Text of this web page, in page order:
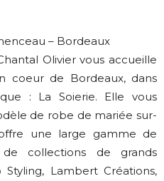
– Bordeaux
Olivier vous accueille
coeur de Bordeaux, dans
: La Soierie. Elle vous
de robe de mariée sur-
une large gamme de
collections de grands
Lambert Créations,